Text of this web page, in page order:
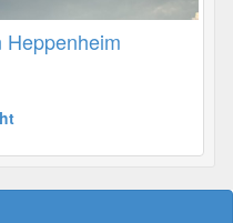
Heppenheim